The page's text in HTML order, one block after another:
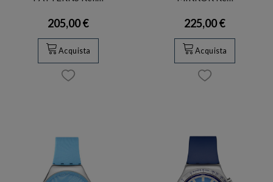
205,00 €
Acquista
225,00 €
Acquista